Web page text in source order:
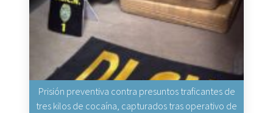
Prisión preventiva contra presuntos traficantes de
tres kilos de cocaína, capturados tras operativo de